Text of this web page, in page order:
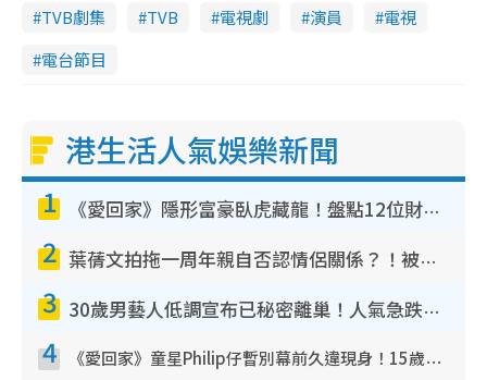
TVB劇集
TVB 電視劇 演員
電視
電台節目
港生活人氣娛樂新聞
1 《愛回家》隱形富豪臥虎藏龍！盤點12位財氣逼人的有錢藝人：呢位靚女3億身家唔憂做
2 葉蒨文拍拖一周年親自否認情侶關係？！被質疑感情造假竟稱GM「普通同事」
3 30歲男藝人低調宣布已秘密離巢！人氣急跌變失蹤人口︰「這幾年過得並不容易」
4 《愛回家》童星Philip仔暫別幕前久違現身！15歲近況暴風長高蛻變帥氣少男